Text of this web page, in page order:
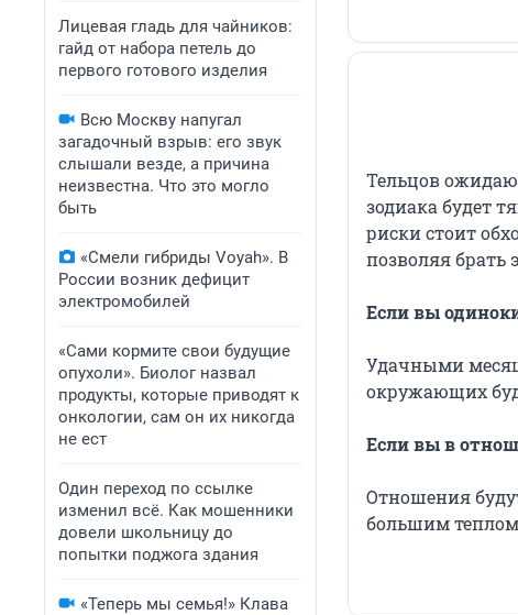
Лицевая гладь для чайников:
гайд от набора петель до
первого готового изделия
Всю Москву напугал
загадочный взрыв: его звук
слышали везде, а причина
неизвестна. Что это могло
быть
«Смели гибриды Voyah». В
России возник дефицит
электромобилей
«Сами кормите свои будущие
опухоли». Биолог назвал
продукты, которые приводят к
онкологии, сам он их никогда
не ест
Один переход по ссылке
изменил всё. Как мошенники
довели школьницу до
попытки поджога здания
«Теперь мы семья!» Клава
Тельцов
зодиака будет
риски стоит
позволяя брать
Если вы
Удачными
окружающих
Если вы в
Отношения
большим